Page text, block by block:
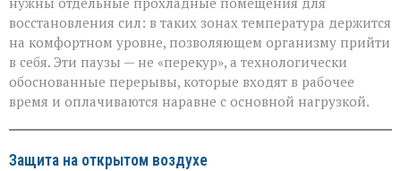
восстановления сил: в таких зонах температура держится
на комфортном уровне, позволяющем организму прийти
в себя. Эти паузы — не «перекур», а технологически
обоснованные перерывы, которые входят в рабочее
время и оплачиваются наравне с основной нагрузкой.
Защита на открытом воздухе